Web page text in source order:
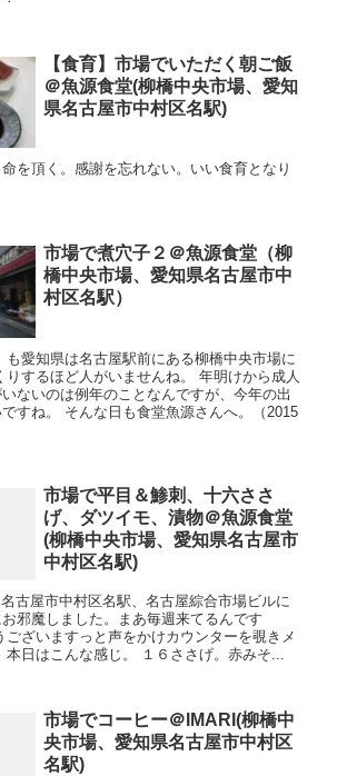
【食育】市場でいただく朝ご飯
＠魚源食堂(柳橋中央市場、愛知
県名古屋市中村区名駅)
を頂く。感謝を忘れない。いい食育となり
市場で煮穴子２＠魚源食堂（柳
橋中央市場、愛知県名古屋市中
村区名駅）
も愛知県は名古屋駅前にある柳橋中央市場に
するほど人がいませんね。 年明けから成人
ないのは例年のことなんですが、今年の出
すね。 そんな日も食堂魚源さんへ。（2015
市場で平目＆鯵刺、十六ささ
げ、ダツイモ、漬物＠魚源食堂
(柳橋中央市場、愛知県名古屋市
中村区名駅)
古屋市中村区名駅、名古屋綜合市場ビルに
邪魔しました。まあ毎週来てるんです
ざいますっと声をかけカウンターを覗きメ
本日はこんな感じ。 １６ささげ。赤みそ...
市場でコーヒー＠IMARI(柳橋中
央市場、愛知県名古屋市中村区
名駅)